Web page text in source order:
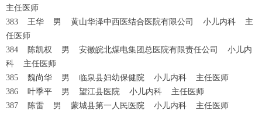
主任医师
383 王华 男 黄山华泽中西医结合医院有限公司 小儿内科 主
任医师
384 陈凯权 男 安徽皖北煤电集团总医院有限责任公司 小儿内
科 主任医师
385 魏尚华 男 临泉县妇幼保健院 小儿内科 主任医师
386 叶季平 男 望江县医院 小儿内科 主任医师
387 陈雷 男 蒙城县第一人民医院 小儿内科 主任医师